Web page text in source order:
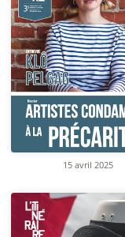
15 avril 2025